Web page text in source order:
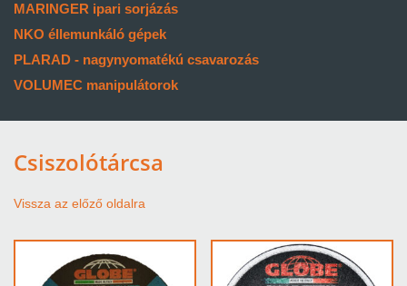
MARINGER ipari sorjázás
NKO éllemunkáló gépek
PLARAD - nagynyomatékú csavarozás
VOLUMEC manipulátorok
Csiszolótárcsa
Vissza az előző oldalra